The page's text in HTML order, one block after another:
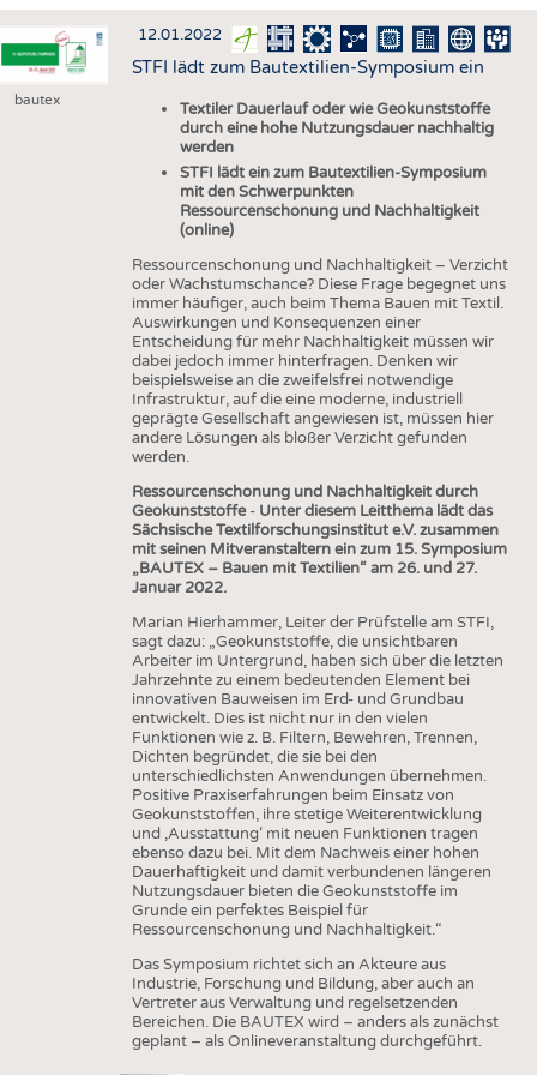
HAUS- UND HEIMTEXTILIEN
BEKLEIDUNG
DTV AUSSCHREIBUNGSDIENST
FAKTEN
STATISTICS
ADRESSEN & LINKS
PUBLIKATIONEN
TERMINE
BRANCHENTERMINE
bautex
12.01.2022
STFI lädt zum Bautextilien-Symposium ein
Textiler Dauerlauf oder wie Geokunststoffe
durch eine hohe Nutzungsdauer nachhaltig
werden
STFI lädt ein zum Bautextilien-Symposium
mit den Schwerpunkten
Ressourcenschonung und Nachhaltigkeit
(online)
Ressourcenschonung und Nachhaltigkeit – Verzicht
oder Wachstumschance? Diese Frage begegnet uns
immer häufiger, auch beim Thema Bauen mit Textil.
Auswirkungen und Konsequenzen einer
Entscheidung für mehr Nachhaltigkeit müssen wir
dabei jedoch immer hinterfragen. Denken wir
beispielsweise an die zweifelsfrei notwendige
Infrastruktur, auf die eine moderne, industriell
geprägte Gesellschaft angewiesen ist, müssen hier
andere Lösungen als bloßer Verzicht gefunden
werden.
Ressourcenschonung und Nachhaltigkeit durch
Geokunststoffe- Unter diesem Leitthema lädt das
Sächsische Textilforschungsinstitut e.V. zusammen
mit seinen Mitveranstaltern ein zum 15. Symposium
„BAUTEX – Bauen mit Textilien“ am 26. und 27.
Januar 2022.
Marian Hierhammer, Leiter der Prüfstelle am STFI,
sagt dazu: „Geokunststoffe, die unsichtbaren
Arbeiter im Untergrund, haben sich über die letzten
Jahrzehnte zu einem bedeutenden Element bei
innovativen Bauweisen im Erd- und Grundbau
entwickelt. Dies ist nicht nur in den vielen
Funktionen wie z. B. Filtern, Bewehren, Trennen,
Dichten begründet, die sie bei den
unterschiedlichsten Anwendungen übernehmen.
Positive Praxiserfahrungen beim Einsatz von
Geokunststoffen, ihre stetige Weiterentwicklung
und ‚Ausstattung‘ mit neuen Funktionen tragen
ebenso dazu bei. Mit dem Nachweis einer hohen
Dauerhaftigkeit und damit verbundenen längeren
Nutzungsdauer bieten die Geokunststoffe im
Grunde ein perfektes Beispiel für
Ressourcenschonung und Nachhaltigkeit.“
Das Symposium richtet sich an Akteure aus
Industrie, Forschung und Bildung, aber auch an
Vertreter aus Verwaltung und regelsetzenden
Bereichen. Die BAUTEX wird – anders als zunächst
geplant – als Onlineveranstaltung durchgeführt.